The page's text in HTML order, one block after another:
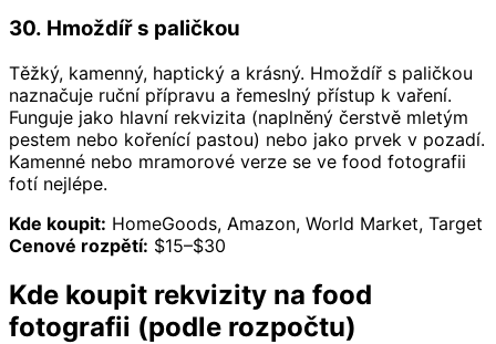
30. Hmoždíř s paličkou
Těžký, kamenný, haptický a krásný. Hmoždíř s paličkou
naznačuje ruční přípravu a řemeslný přístup k vaření.
Funguje jako hlavní rekvizita (naplněný čerstvě mletým
pestem nebo kořenící pastou) nebo jako prvek v pozadí.
Kamenné nebo mramorové verze se ve food fotografii
fotí nejlépe.
Kde koupit: HomeGoods, Amazon, World Market, Target
Cenové rozpětí: $15–$30
Kde koupit rekvizity na food
fotografii (podle rozpočtu)